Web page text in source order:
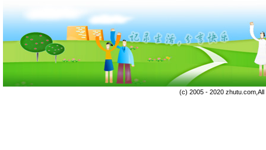
(c) 2005 - 2020